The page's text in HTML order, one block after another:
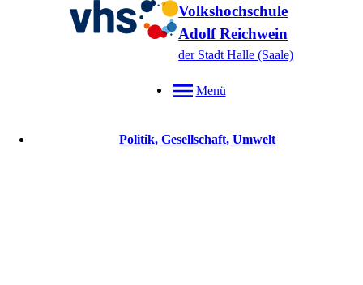
Volkshochschule
Adolf Reichwein
der Stadt Halle (Saale)
Menü
Politik, Gesellschaft, Umwelt